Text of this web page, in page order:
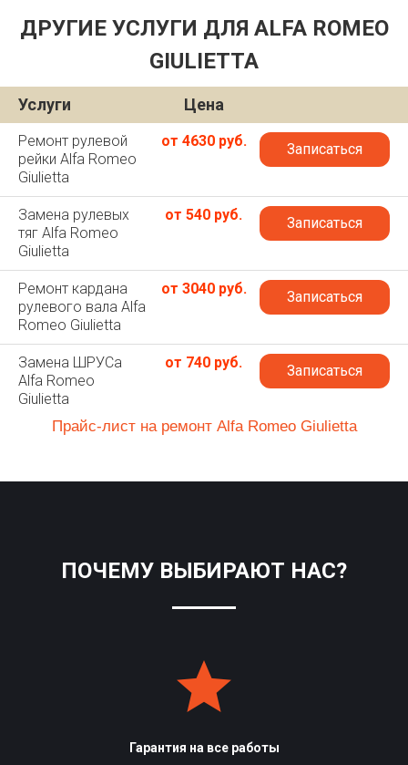
ДРУГИЕ УСЛУГИ ДЛЯ ALFA ROMEO
GIULIETTA
Услуги Цена
Ремонт рулевой
рейки Alfa Romeo
Giulietta
от 4630 руб. Записаться
Замена рулевых
тяг Alfa Romeo
Giulietta
от 540 руб. Записаться
Ремонт кардана
рулевого вала Alfa
Romeo Giulietta
от 3040 руб. Записаться
Замена ШРУСа
Alfa Romeo
Giulietta
от 740 руб. Записаться
Прайс-лист на ремонт Alfa Romeo Giulietta
ПОЧЕМУ ВЫБИРАЮТ НАС?
Гарантия на все работы